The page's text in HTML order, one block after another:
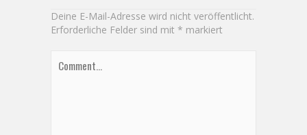
Deine E-Mail-Adresse wird nicht veröffentlicht.
Erforderliche Felder sind mit * markiert